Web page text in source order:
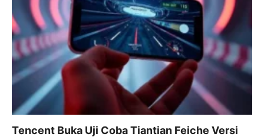
Tencent Buka Uji Coba Tiantian Feiche Versi